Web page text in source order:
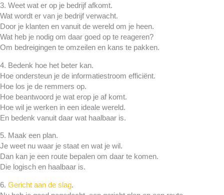
3. Weet wat er op je bedrijf afkomt.
Wat wordt er van je bedrijf verwacht.
Door je klanten en vanuit de wereld om je heen.
Wat heb je nodig om daar goed op te reageren?
Om bedreigingen te omzeilen en kans te pakken.
4. Bedenk hoe het beter kan.
Hoe ondersteun je de informatiestroom efficiënt.
Hoe los je de remmers op.
Hoe beantwoord je wat erop je af komt.
Hoe wil je werken in een ideale wereld.
En bedenk vanuit daar wat haalbaar is.
5. Maak een plan.
Je weet nu waar je staat en wat je wil.
Dan kan je een route bepalen om daar te komen.
Die logisch en haalbaar is.
6. Gericht aan de slag.